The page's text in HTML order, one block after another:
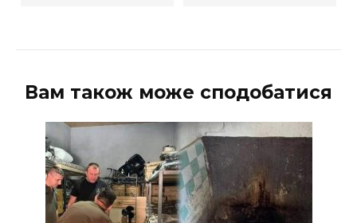
Вам також може сподобатися